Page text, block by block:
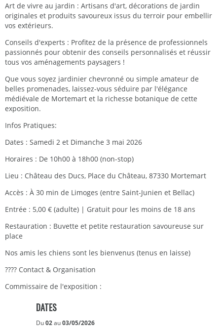
Art de vivre au jardin : Artisans d'art, décorations de jardin
originales et produits savoureux issus du terroir pour embellir
vos extérieurs.
Conseils d'experts : Profitez de la présence de professionnels
passionnés pour obtenir des conseils personnalisés et réussir
tous vos aménagements paysagers !
Que vous soyez jardinier chevronné ou simple amateur de
belles promenades, laissez-vous séduire par l'élégance
médiévale de Mortemart et la richesse botanique de cette
exposition.
Infos Pratiques:
Dates : Samedi 2 et Dimanche 3 mai 2026
Horaires : De 10h00 à 18h00 (non-stop)
Lieu : Château des Ducs, Place du Château, 87330 Mortemart
Accès : À 30 min de Limoges (entre Saint-Junien et Bellac)
Entrée : 5,00 € (adulte) | Gratuit pour les moins de 18 ans
Restauration : Buvette et petite restauration savoureuse sur
place
Nos amis les chiens sont les bienvenus (tenus en laisse)
???? Contact & Organisation
Commissaire de l'exposition :
DATES
Du02au03/05/2026